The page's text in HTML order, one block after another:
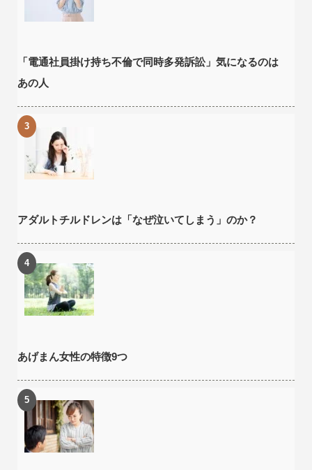
「電通社員掛け持ち不倫で同時多発訴訟」気になるのは
あの人
アダルトチルドレンは「なぜ泣いてしまう」のか？
あげまん女性の特徴9つ